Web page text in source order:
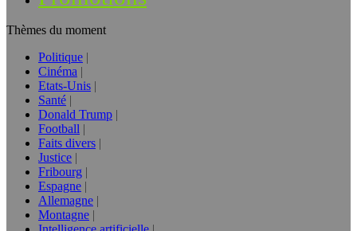
Thèmes du moment
Politique
Cinéma
Etats-Unis
Santé
Donald Trump
Football
Faits divers
Justice
Fribourg
Espagne
Allemagne
Montagne